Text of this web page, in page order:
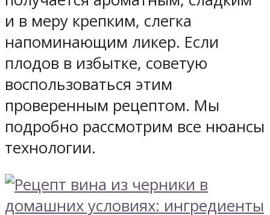
и в меру крепким, слегка
напоминающим ликер. Если
плодов в избытке, советую
воспользоваться этим
проверенным рецептом. Мы
подробно рассмотрим все нюансы
технологии.